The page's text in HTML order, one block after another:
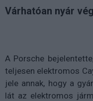
Várhatóan nyár
A Porsche
teljesen elektromos
jele annak, hogy a
lát az elektromos